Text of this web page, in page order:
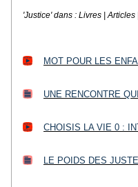
'Justice' dans : Livres | Articles
MOT POUR LES
UNE RENCONTRE
CHOISIS LA VIE 0 :
LE POIDS DES